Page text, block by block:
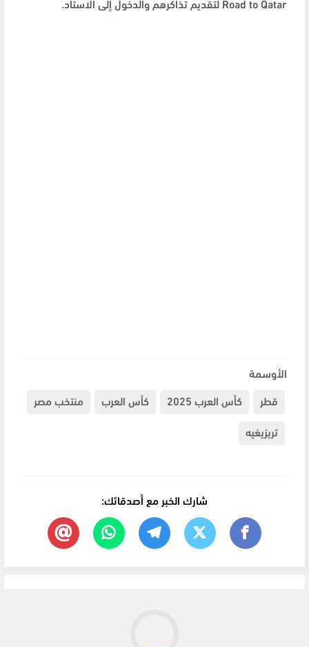
Road to Qatar لتقديم تذاكرهم والدخول إلى الاستاد.
الأوسمة
قطر
كأس العرب 2025 كأس العرب
منتخب مصر
تريزيغيه
شارك الخبر مع أصدقائك: